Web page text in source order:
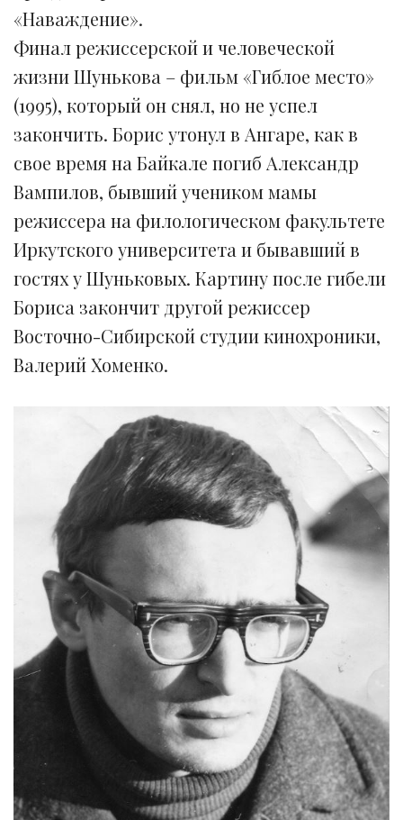
«Наваждение».
Финал режиссерской и человеческой
жизни Шунькова – фильм «Гиблое место»
(1995), который он снял, но не успел
закончить. Борис утонул в Ангаре, как в
свое время на Байкале погиб Александр
Вампилов, бывший учеником мамы
режиссера на филологическом факультете
Иркутского университета и бывавший в
гостях у Шуньковых. Картину после гибели
Бориса закончит другой режиссер
Восточно-Сибирской студии кинохроники,
Валерий Хоменко.